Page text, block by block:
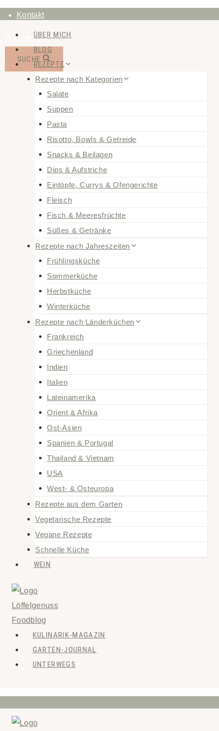
Zum
Inhalt
springen
Kontakt
SUCHE
ÜBER MICH
BLOG
REZEPTE
Rezepte nach Kategorien
Salate
Suppen
Pasta
Risotto, Bowls & Getreide
Snacks & Beilagen
Dips & Aufstriche
Eintöpfe, Currys & Ofengerichte
Fleisch
Fisch & Meeresfrüchte
Süßes & Getränke
Rezepte nach Jahreszeiten
Frühlingsküche
Sommerküche
Herbstküche
Winterküche
Rezepte nach Länderküchen
Frankreich
Griechenland
Indien
Italien
Lateinamerika
Orient & Afrika
Ost-Asien
Spanien & Portugal
Thailand & Vietnam
USA
West- & Osteuropa
Rezepte aus dem Garten
Vegetarische Rezepte
Vegane Rezepte
Schnelle Küche
WEIN
KULINARIK-MAGAZIN
GARTEN-JOURNAL
UNTERWEGS